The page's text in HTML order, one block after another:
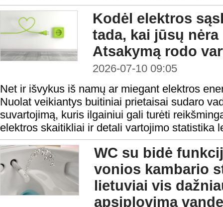
Kodėl elektros
tada, kai jūsų
Atsakymą rodo
2026-07-10 09:05
Net ir išvykus iš namų ar miegant elektros
Nuolat veikiantys buitiniai prietaisai sudaro
suvartojimą, kuris ilgainiui gali turėti
elektros skaitikliai ir detali vartojimo statistika
WC su bidė
vonios kambario
lietuviai vis
apsiplovimą